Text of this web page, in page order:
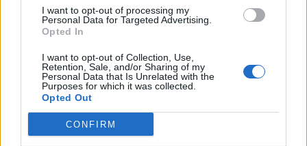
I want to opt-out of processing my
Personal Data for Targeted Advertising.
Opted In
I want to opt-out of Collection, Use,
Retention, Sale, and/or Sharing of my
Personal Data that Is Unrelated with the
Purposes for which it was collected.
Opted Out
CONFIRM
+ Chesca
Letra Deja De Hablar Blah Blah Blah
Letra Cara de Buena (ft. Arcángel)